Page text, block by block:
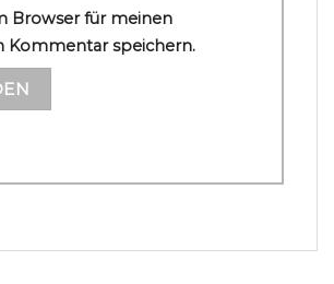
Browser für meinen
Kommentar speichern.